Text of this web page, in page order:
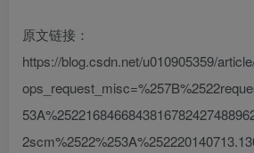
原文链接：
https://blog.csdn.net/u010905359/